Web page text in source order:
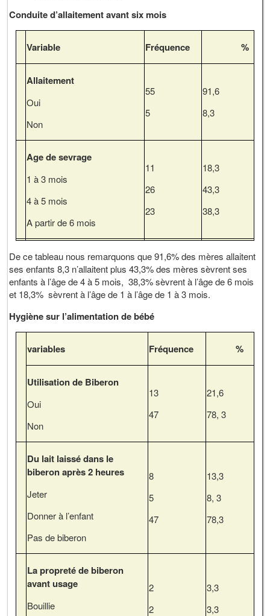
Conduite d’allaitement avant six mois
Variable Fréquence %
Allaitement
Oui
Non
55
5
91,6
8,3
Age de sevrage
1 à 3 mois
4 à 5 mois
A partir de 6 mois
11
26
23
18,3
43,3
38,3
De ce tableau nous remarquons que 91,6% des mères allaitent
ses enfants 8,3 n’allaitent plus 43,3% des mères sèvrent ses
enfants à l’âge de 4 à 5 mois, 38,3% sèvrent à l’âge de 6 mois
et 18,3% sèvrent à l’âge de 1 à l’âge de 1 à 3 mois.
Hygiène sur l’alimentation de bébé
variables Fréquence %
Utilisation de Biberon
Oui
Non
13
47
21,6
78, 3
Du lait laissé dans le
biberon après 2 heures
Jeter
Donner à l’enfant
Pas de biberon
8
5
47
13,3
8, 3
78,3
La propreté de biberon
avant usage
Bouillie
2
2
3,3
3,3